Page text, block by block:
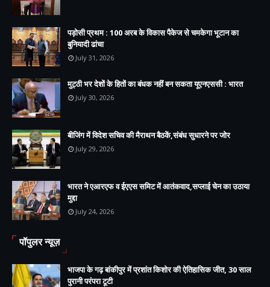
पड़ोसी प्रथम : 100 अरब के विकास पैकेज से चमकेगा भूटान का
बुनियादी ढांचा
July 31, 2026
मुट्ठी भर देशों के हितों का बंधक नहीं बन सकता यूएनएससी : भारत
July 30, 2026
बीजिंग में विदेश सचिव की मैराथन बैठकें,संबंध सुधारने पर जोर
July 29, 2026
भारत ने एआरएफ व ईएएस समिट में आतंकवाद,सप्लाई चेन का उठाया
मुद्दा
July 24, 2026
पॉपुलर न्यूज़
भाजपा के गढ़ बांकीपुर में प्रशांत किशोर की ऐतिहासिक जीत, 30 साल
पुरानी परंपरा टूटी